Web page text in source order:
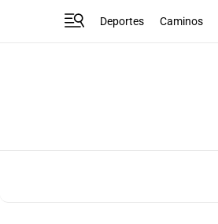
Deportes Caminos